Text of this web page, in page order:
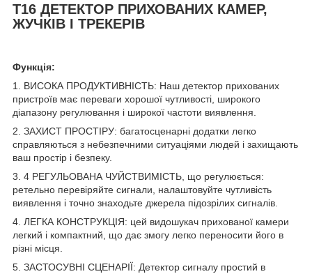
Т16 ДЕТЕКТОР ПРИХОВАНИХ КАМЕР,
ЖУЧКІВ І ТРЕКЕРІВ
Функція:
1. ВИСОКА ПРОДУКТИВНІСТЬ: Наш детектор прихованих
пристроїв має переваги хорошої чутливості, широкого
діапазону регулювання і широкої частоти виявлення.
2. ЗАХИСТ ПРОСТІРУ: багатосценарні додатки легко
справляються з небезпечними ситуаціями людей і захищають
ваш простір і безпеку.
3. 4 РЕГУЛЬОВАНА ЧУЙСТВИМІСТЬ, що регулюється:
ретельно перевіряйте сигнали, налаштовуйте чутливість
виявлення і точно знаходьте джерела підозрілих сигналів.
4. ЛЕГКА КОНСТРУКЦІЯ: цей видошукач прихованої камери
легкий і компактний, що дає змогу легко переносити його в
різні місця.
5. ЗАСТОСУВНІ СЦЕНАРІЇ: Детектор сигналу простий в